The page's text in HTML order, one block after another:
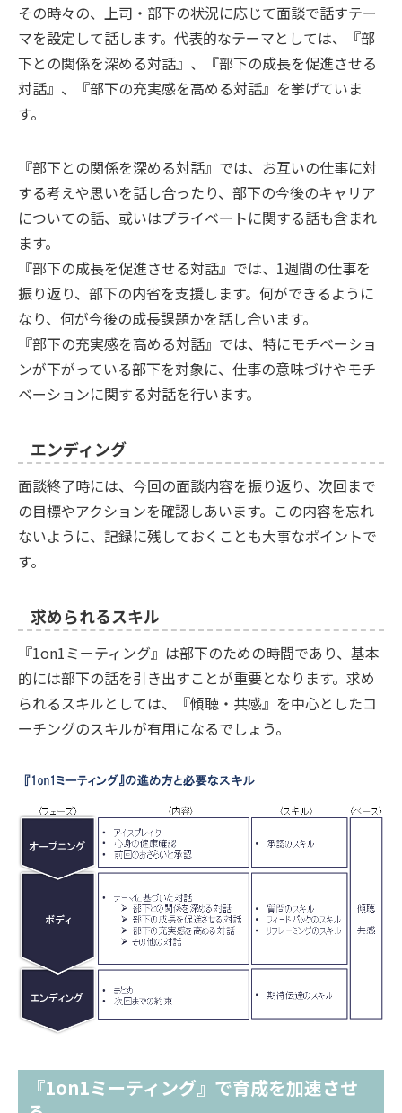
その時々の、上司・部下の状況に応じて面談で話すテー
マを設定して話します。代表的なテーマとしては、『部
下との関係を深める対話』、『部下の成長を促進させる
対話』、『部下の充実感を高める対話』を挙げていま
す。
『部下との関係を深める対話』では、お互いの仕事に対
する考えや思いを話し合ったり、部下の今後のキャリア
についての話、或いはプライベートに関する話も含まれ
ます。
『部下の成長を促進させる対話』では、1週間の仕事を
振り返り、部下の内省を支援します。何ができるように
なり、何が今後の成長課題かを話し合います。
『部下の充実感を高める対話』では、特にモチベーショ
ンが下がっている部下を対象に、仕事の意味づけやモチ
ベーションに関する対話を行います。
エンディング
面談終了時には、今回の面談内容を振り返り、次回まで
の目標やアクションを確認しあいます。この内容を忘れ
ないように、記録に残しておくことも大事なポイントで
す。
求められるスキル
『1on1ミーティング』は部下のための時間であり、基本
的には部下の話を引き出すことが重要となります。求め
られるスキルとしては、『傾聴・共感』を中心としたコ
ーチングのスキルが有用になるでしょう。
『1on1ミーティング』で育成を加速させ